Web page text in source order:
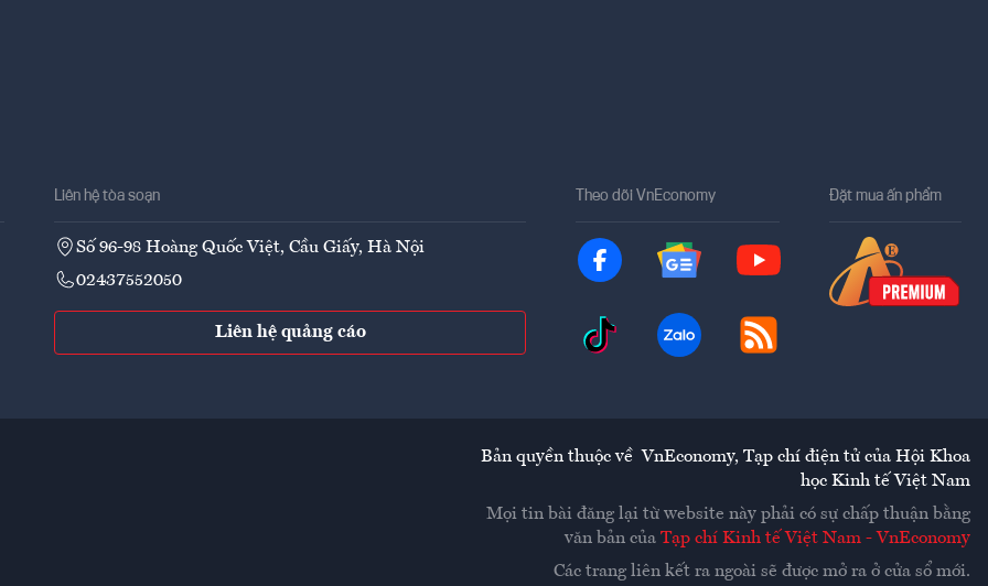
Liên hệ tòa soạn
Số 96-98 Hoàng Quốc Việt, Cầu Giấy, Hà Nội
02437552050
Liên hệ quảng cáo
Theo dõi VnEconomy Đặt mua ấn phẩm
Bản quyền thuộc về VnEconomy, Tạp chí điện tử của Hội Khoa
học Kinh tế Việt Nam
Mọi tin bài đăng lại từ website này phải có sự chấp thuận bằng
văn bản của Tạp chí Kinh tế Việt Nam - VnEconomy
Các trang liên kết ra ngoài sẽ được mở ra ở cửa sổ mới.